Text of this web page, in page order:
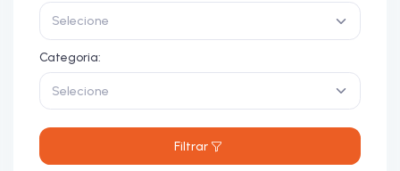
Selecione
Categoria:
Selecione
Filtrar